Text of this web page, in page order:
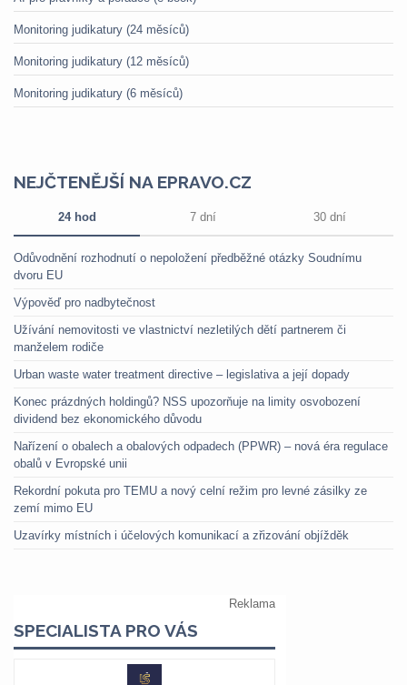
Monitoring judikatury (24 měsíců)
Monitoring judikatury (12 měsíců)
Monitoring judikatury (6 měsíců)
NEJČTENĚJŠÍ NA EPRAVO.CZ
24 hod 7 dní 30 dní
Odůvodnění rozhodnutí o nepoložení předběžné otázky Soudnímu
dvoru EU
Výpověď pro nadbytečnost
Užívání nemovitosti ve vlastnictví nezletilých dětí partnerem či
manželem rodiče
Urban waste water treatment directive – legislativa a její dopady
Konec prázdných holdingů? NSS upozorňuje na limity osvobození
dividend bez ekonomického důvodu
Nařízení o obalech a obalových odpadech (PPWR) – nová éra regulace
obalů v Evropské unii
Rekordní pokuta pro TEMU a nový celní režim pro levné zásilky ze
zemí mimo EU
Uzavírky místních i účelových komunikací a zřizování objížděk